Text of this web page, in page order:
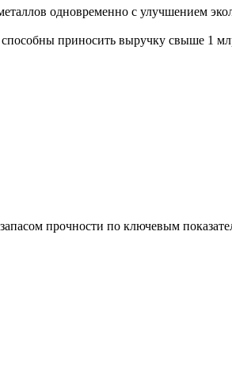
одновременно с улучшением
приносить выручку свыше 1
прочности по ключевым